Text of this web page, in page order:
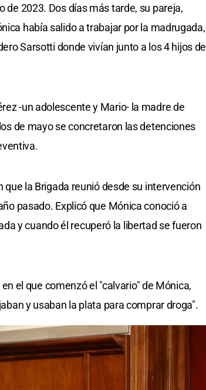
2023. Dos días más tarde, su pareja,
había salido a trabajar por la madrugada,
Sarsotti donde vivían junto a los 4 hijos de
-un adolescente y Mario- la madre de
de mayo se concretaron las detenciones
la Brigada reunió desde su intervención
pasado. Explicó que Mónica conoció a
y cuando él recuperó la libertad se fueron
el que comenzó el "calvario" de Mónica,
y usaban la plata para comprar droga".